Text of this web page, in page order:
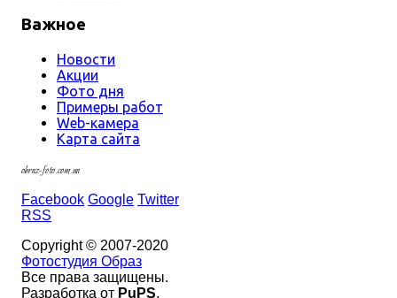
Важное
Новости
Акции
Фото дня
Примеры работ
Web-камера
Карта сайта
obraz-foto.com.ua
Facebook Google Twitter
RSS
Copyright © 2007-2020
Фотостудия Образ
Все права защищены.
Разработка от PuPS.